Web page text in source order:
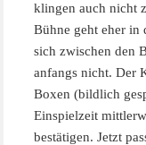
klingen auch nicht
Bühne geht eher in
sich zwischen den
anfangs nicht. Der
Boxen (bildlich
Einspielzeit
bestätigen. Jetzt